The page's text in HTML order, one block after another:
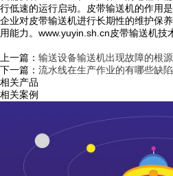
行低速的运行启动。皮带输送机的作用
企业对皮带输送机进行长期性的维护保
用能力。www.yuyin.sh.cn皮带输送机技
上一篇： 输送设备输送机出现故障的根
下一篇： 流水线在生产作业的有哪些缺陷
相关产品
相关案例